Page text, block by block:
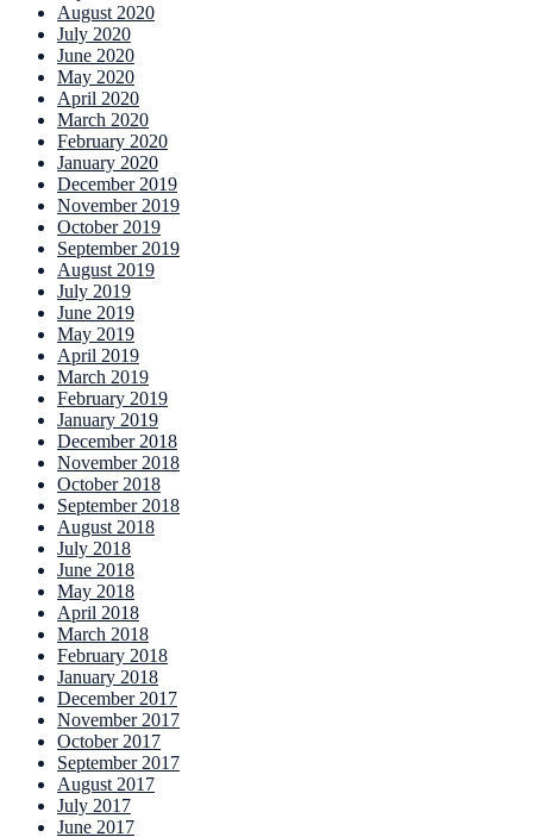
August 2020
July 2020
June 2020
May 2020
April 2020
March 2020
February 2020
January 2020
December 2019
November 2019
October 2019
September 2019
August 2019
July 2019
June 2019
May 2019
April 2019
March 2019
February 2019
January 2019
December 2018
November 2018
October 2018
September 2018
August 2018
July 2018
June 2018
May 2018
April 2018
March 2018
February 2018
January 2018
December 2017
November 2017
October 2017
September 2017
August 2017
July 2017
June 2017